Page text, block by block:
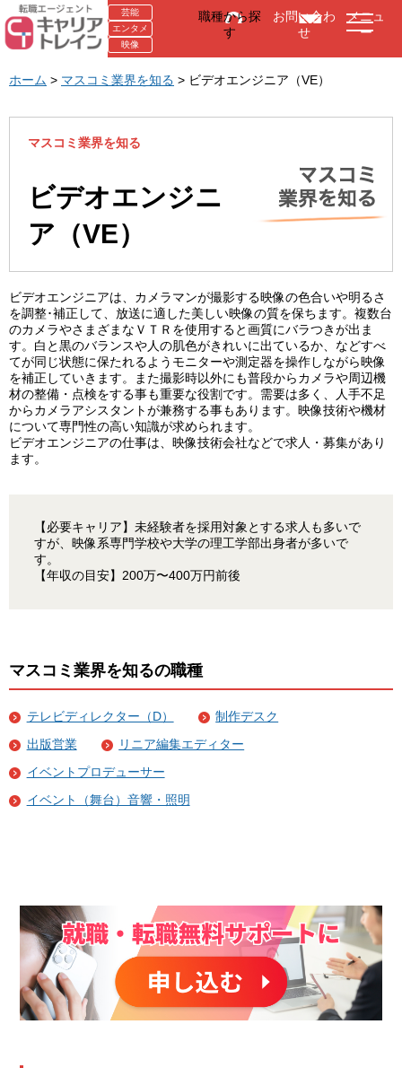
芸能
エンタメ
映像
職種から探
す
お問い合わ
せ
メニュ
ー
ホーム > マスコミ業界を知る > ビデオエンジニア（VE）
マスコミ業界を知る
ビデオエンジニ
ア（VE）
ビデオエンジニアは、カメラマンが撮影する映像の色合いや明るさ
を調整･補正して、放送に適した美しい映像の質を保ちます。複数台
のカメラやさまざまなＶＴＲを使用すると画質にバラつきが出ま
す。白と黒のバランスや人の肌色がきれいに出ているか、などすべ
てが同じ状態に保たれるようモニターや測定器を操作しながら映像
を補正していきます。また撮影時以外にも普段からカメラや周辺機
材の整備・点検をする事も重要な役割です。需要は多く、人手不足
からカメラアシスタントが兼務する事もあります。映像技術や機材
について専門性の高い知識が求められます。
ビデオエンジニアの仕事は、映像技術会社などで求人・募集があり
ます。
【必要キャリア】未経験者を採用対象とする求人も多いで
すが、映像系専門学校や大学の理工学部出身者が多いで
す。
【年収の目安】200万〜400万円前後
マスコミ業界を知るの職種
テレビディレクター（D）
制作デスク
出版営業
リニア編集エディター
イベントプロデューサー
イベント（舞台）音響・照明